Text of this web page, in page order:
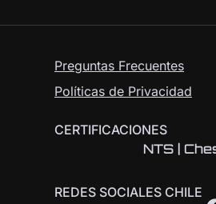
Preguntas Frecuentes
Políticas de Privacidad
CERTIFICACIONES
NTS |
REDES SOCIALES CHILE